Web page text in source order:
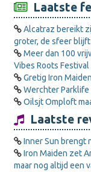
Laatste
Alcatraz bereikt
groter, de sfeer
Meer dan 100
Vibes Roots Festival
Gretig Iron
Werchter
Oilsjt Omploft
Laatste
Inner Sun brengt
Iron Maiden zet
maar nog altijd een